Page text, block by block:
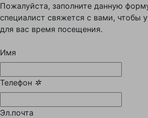
Пожалуйста, заполните данную
специалист свяжется с вами, чтобы
для вас время посещения.
Имя
Телефон ✲
Эл.почта